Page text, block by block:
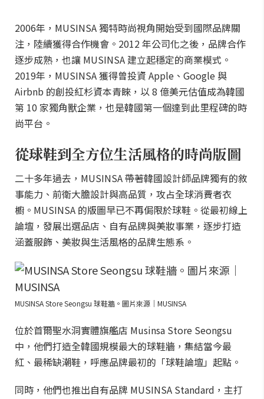
2006年，MUSINSA 獨特時尚視角開始受到國際品牌關
注，陸續獲得合作機會。2012 年公司化之後，品牌合作
逐步成熟，也讓 MUSINSA 建立起穩定的商業模式。
2019年，MUSINSA 獲得曾投資 Apple、Google 與
Airbnb 的創投紅杉資本青睞，以 8 億美元估值成為韓國
第 10 家獨角獸企業，也是韓國第一個達到此里程碑的時
尚平台。
從球鞋到全方位生活風格的時尚版圖
二十多年過去，MUSINSA 帶著韓國設計師品牌獨有的敘
事能力、前衛大膽設計與高品質，攻占全球消費者衣
櫥。MUSINSA 的版圖早已不再侷限於球鞋。從最初線上
論壇，發展出選品店、自有品牌與美妝事業，逐步打造
涵蓋服飾、美妝與生活風格的品牌生態系。
MUSINSA Store Seongsu 球鞋牆。圖片來源｜MUSINSA
位於首爾聖水洞實體旗艦店 Musinsa Store Seongsu
中，他們打造全韓國規模最大的球鞋牆，集結當今最
紅、最稀缺潮鞋，呼應品牌最初的「球鞋論壇」起點。
同時，他們也推出自有品牌 MUSINSA Standard，主打